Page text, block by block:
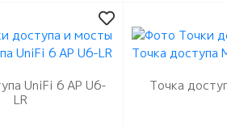
UniFi 6 AP U6-
LR
Точка